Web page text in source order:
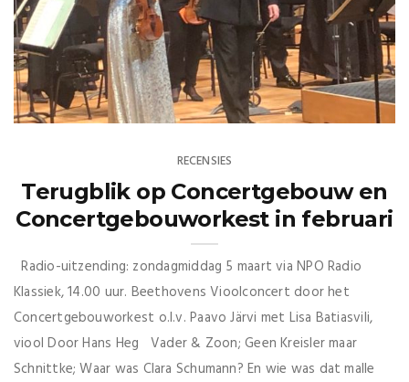
RECENSIES
Terugblik op Concertgebouw en
Concertgebouworkest in februari
Radio-uitzending: zondagmiddag 5 maart via NPO Radio
Klassiek, 14.00 uur. Beethovens Vioolconcert door het
Concertgebouworkest o.l.v. Paavo Järvi met Lisa Batiasvili,
viool Door Hans Heg Vader & Zoon; Geen Kreisler maar
Schnittke; Waar was Clara Schumann? En wie was dat malle